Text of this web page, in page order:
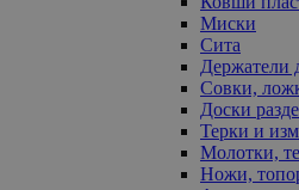
Миски
Сита
Держатели
Совки,
Доски
Терки и
Молотки,
Ножи,